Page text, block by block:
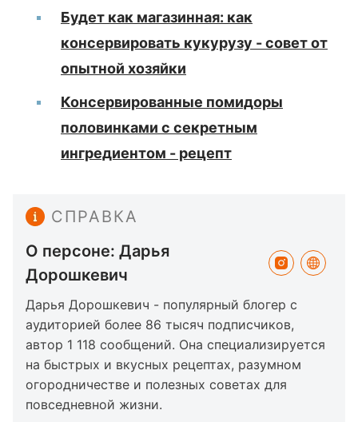
Будет как магазинная: как
консервировать кукурузу - совет от
опытной хозяйки
Консервированные помидоры
половинками с секретным
ингредиентом - рецепт
СПРАВКА
О персоне: Дарья
Дорошкевич
Дарья Дорошкевич - популярный блогер с
аудиторией более 86 тысяч подписчиков,
автор 1 118 сообщений. Она специализируется
на быстрых и вкусных рецептах, разумном
огородничестве и полезных советах для
повседневной жизни.